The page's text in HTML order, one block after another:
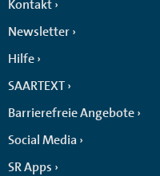
Kontakt
Newsletter
Hilfe
SAARTEXT
Barrierefreie Angebote
Social Media
SR Apps